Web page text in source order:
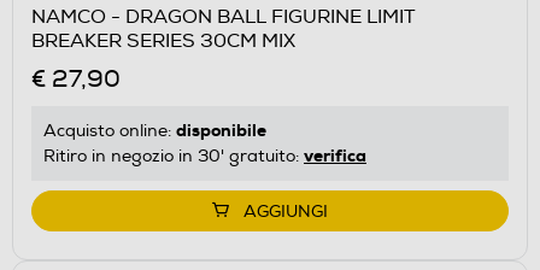
NAMCO - DRAGON BALL FIGURINE LIMIT
BREAKER SERIES 30CM MIX
€ 27,90
Acquisto online: disponibile
Ritiro in negozio in 30' gratuito: verifica
AGGIUNGI